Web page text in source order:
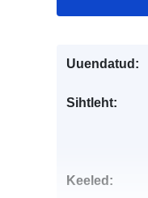
Uuendatud:
Sihtleht:
Keeled: